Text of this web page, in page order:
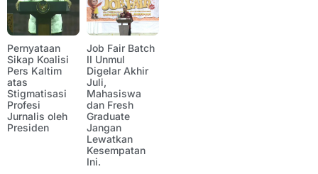
Pernyataan
Sikap Koalisi
Pers Kaltim
atas
Stigmatisasi
Profesi
Jurnalis oleh
Presiden
Job Fair Batch
II Unmul
Digelar Akhir
Juli,
Mahasiswa
dan Fresh
Graduate
Jangan
Lewatkan
Kesempatan
Ini.